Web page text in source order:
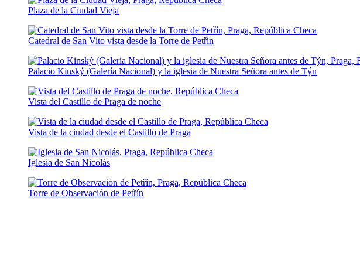
Plaza de la Ciudad Vieja
Catedral de San Vito vista desde la Torre de Petřín
Palacio Kinský (Galería Nacional) y la iglesia de Nuestra Señora antes de Týn
Vista del Castillo de Praga de noche
Vista de la ciudad desde el Castillo de Praga
Iglesia de San Nicolás
Torre de Observación de Petřín